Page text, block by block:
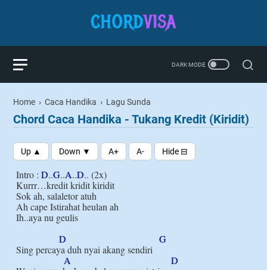
Home › Caca Handika › Lagu Sunda
Chord Caca Handika - Tukang Kredit (Kiridit)
Intro : D..G..A..D.. (2x)
Kurrr…kredit kridit kiridit
Sok ah, salaletor atuh
Ah cape Istirahat heulan ah
Ih..aya nu geulis
D
G
Sing percaya duh nyai akang sendiri
A
D